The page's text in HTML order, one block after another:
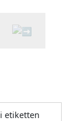
etiketten